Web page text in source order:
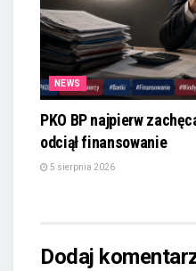
NEWS
PKO BP najpierw
odciął finansowanie
5 sierpnia 2026
Dodaj